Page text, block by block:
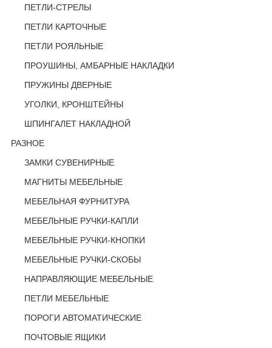
ПЕТЛИ-СТРЕЛЫ
ПЕТЛИ КАРТОЧНЫЕ
ПЕТЛИ РОЯЛЬНЫЕ
ПРОУШИНЫ, АМБАРНЫЕ НАКЛАДКИ
ПРУЖИНЫ ДВЕРНЫЕ
УГОЛКИ, КРОНШТЕЙНЫ
ШПИНГАЛЕТ НАКЛАДНОЙ
РАЗНОЕ
ЗАМКИ СУВЕНИРНЫЕ
МАГНИТЫ МЕБЕЛЬНЫЕ
МЕБЕЛЬНАЯ ФУРНИТУРА
МЕБЕЛЬНЫЕ РУЧКИ-КАПЛИ
МЕБЕЛЬНЫЕ РУЧКИ-КНОПКИ
МЕБЕЛЬНЫЕ РУЧКИ-СКОБЫ
НАПРАВЛЯЮЩИЕ МЕБЕЛЬНЫЕ
ПЕТЛИ МЕБЕЛЬНЫЕ
ПОРОГИ АВТОМАТИЧЕСКИЕ
ПОЧТОВЫЕ ЯЩИКИ